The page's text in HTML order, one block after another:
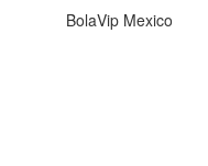
BolaVip Mexico